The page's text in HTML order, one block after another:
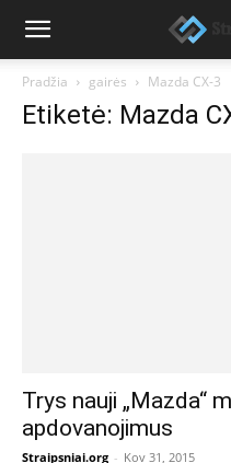
Pradžia gairės Mazda CX-3
Etiketė: Mazda
Trys nauji „Mazda“
apdovanojimus
Straipsniai.org - Kov 31, 2015